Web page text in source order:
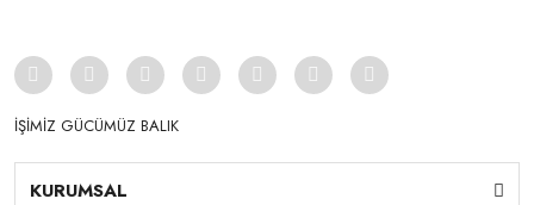
İŞİMİZ GÜCÜMÜZ BALIK
KURUMSAL